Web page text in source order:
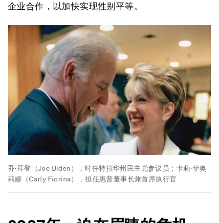
企业合作，以加快实现性别平等。
乔·拜登（Joe Biden），时任特拉华州民主党参议员；卡莉·菲奥
莉娜（Carly Fiorina），担任惠普董事长兼首席执行官